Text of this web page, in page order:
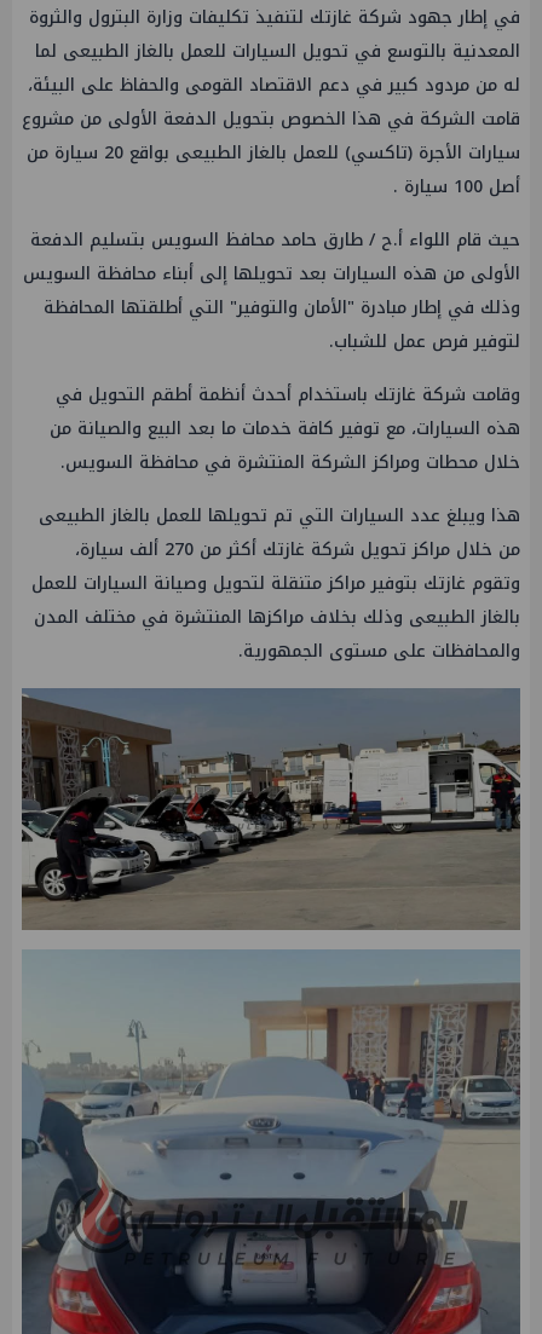
في إطار جهود شركة غازتك لتنفيذ تكليفات وزارة البترول والثروة
المعدنية بالتوسع في تحويل السيارات للعمل بالغاز الطبيعى لما
له من مردود كبير في دعم الاقتصاد القومى والحفاظ على البيئة،
قامت الشركة في هذا الخصوص بتحويل الدفعة الأولى من مشروع
سيارات الأجرة (تاكسي) للعمل بالغاز الطبيعى بواقع 20 سيارة من
أصل 100 سيارة .
حيث قام اللواء أ.ح / طارق حامد محافظ السويس بتسليم الدفعة
الأولى من هذه السيارات بعد تحويلها إلى أبناء محافظة السويس
وذلك في إطار مبادرة "الأمان والتوفير" التي أطلقتها المحافظة
لتوفير فرص عمل للشباب.
وقامت شركة غازتك باستخدام أحدث أنظمة أطقم التحويل في
هذه السيارات، مع توفير كافة خدمات ما بعد البيع والصيانة من
خلال محطات ومراكز الشركة المنتشرة في محافظة السويس.
هذا ويبلغ عدد السيارات التي تم تحويلها للعمل بالغاز الطبيعى
من خلال مراكز تحويل شركة غازتك أكثر من 270 ألف سيارة،
وتقوم غازتك بتوفير مراكز متنقلة لتحويل وصيانة السيارات للعمل
بالغاز الطبيعى وذلك بخلاف مراكزها المنتشرة في مختلف المدن
والمحافظات على مستوى الجمهورية.